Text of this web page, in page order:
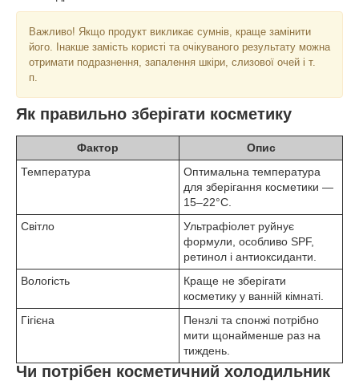
Важливо! Якщо продукт викликає сумнів, краще замінити
його. Інакше замість користі та очікуваного результату можна
отримати подразнення, запалення шкіри, слизової очей і т.
п.
Як правильно зберігати косметику
Фактор
Опис
Температура
Оптимальна температура
для зберігання косметики —
15–22°C.
Світло
Ультрафіолет руйнує
формули, особливо SPF,
ретинол і антиоксиданти.
Вологість
Краще не зберігати
косметику у ванній кімнаті.
Гігієна
Пензлі та спонжі потрібно
мити щонайменше раз на
тиждень.
Чи потрібен косметичний холодильник